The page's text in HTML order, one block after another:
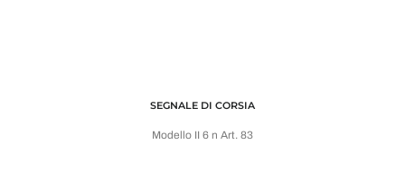
SEGNALE DI CORSIA
Modello II 6 n Art. 83